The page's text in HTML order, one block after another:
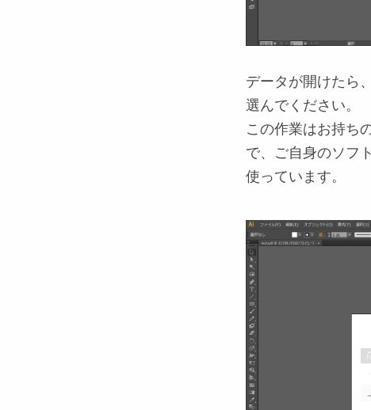
データが開けたら
選んでください。
この作業はお持ち
で、ご自身のソフ
使っています。